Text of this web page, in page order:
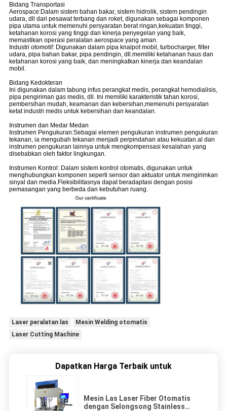
Bidang Transportasi
Aerospace:Dalam sistem bahan bakar, sistem hidrolik, sistem pendingin
udara, dll dari pesawat terbang dan roket, digunakan sebagai komponen
pipa utama untuk memenuhi persyaratan berat ringan,kekuatan tinggi,
ketahanan korosi yang tinggi dan kinerja penyegelan yang baik,
memastikan operasi peralatan aerospace yang aman.
Industri otomotif: Digunakan dalam pipa knalpot mobil, turbocharger, filter
udara, pipa bahan bakar, pipa pendingin, dll.memiliki ketahanan haus dan
ketahanan korosi yang baik, dan meningkatkan kinerja dan keandalan
mobil.
Bidang Kedokteran
Ini digunakan dalam tabung infus perangkat medis, perangkat hemodialisis,
pipa pengiriman gas medis, dll. Ini memiliki karakteristik tahan korosi,
pembersihan mudah, keamanan dan kebersihan,memenuhi persyaratan
ketat industri medis untuk kebersihan dan keandalan.
Instrumen dan Medar Medan
Instrumen Pengukuran:Sebagai elemen pengukuran instrumen pengukuran
tekanan, ia mengubah tekanan menjadi perpindahan atau kekuatan.al dan
instrumen pengukuran lainnya untuk mengkompensasi kesalahan yang
disebabkan oleh faktor lingkungan.
Instrumen Kontrol: Dalam sistem kontrol otomatis, digunakan untuk
menghubungkan komponen seperti sensor dan aktuator untuk mengirimkan
sinyal dan media.Fleksibilitasnya dapat beradaptasi dengan posisi
pemasangan yang berbeda dan kebutuhan ruang.
Laser peralatan las
Mesin Welding otomatis
Laser Cutting Machine
Dapatkan Harga Terbaik untuk
Mesin Las Laser Fiber Otomatis
dengan Selongsong Stainless